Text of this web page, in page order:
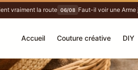
la route 06/08 Faut-il voir une Arme
Accueil Couture créative DIY
vraiment adaptée à 5 ans